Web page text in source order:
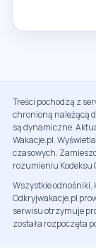
Treści pochodzą z
chronioną należącą
są dynamiczne.
Wakacje.pl.
czasowych.
rozumieniu Kodeksu
Wszystkie
Odkryjwakacje.pl
serwisu otrzymuje
została rozpoczęta